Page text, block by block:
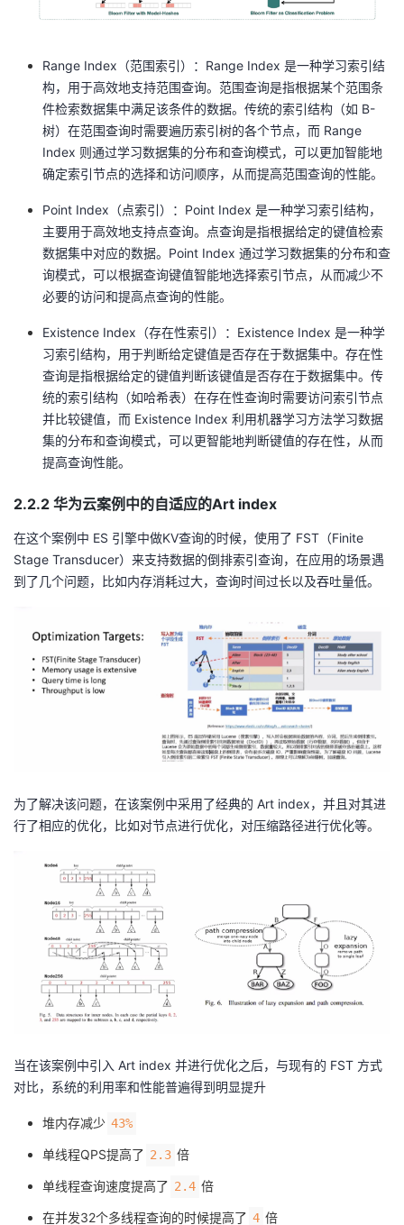
Range Index（范围索引）：Range Index 是一种学习索引结
构，用于高效地支持范围查询。范围查询是指根据某个范围条
件检索数据集中满足该条件的数据。传统的索引结构（如 B-
树）在范围查询时需要遍历索引树的各个节点，而 Range
Index 则通过学习数据集的分布和查询模式，可以更加智能地
确定索引节点的选择和访问顺序，从而提高范围查询的性能。
Point Index（点索引）：Point Index 是一种学习索引结构，
主要用于高效地支持点查询。点查询是指根据给定的键值检索
数据集中对应的数据。Point Index 通过学习数据集的分布和查
询模式，可以根据查询键值智能地选择索引节点，从而减少不
必要的访问和提高点查询的性能。
Existence Index（存在性索引）：Existence Index 是一种学
习索引结构，用于判断给定键值是否存在于数据集中。存在性
查询是指根据给定的键值判断该键值是否存在于数据集中。传
统的索引结构（如哈希表）在存在性查询时需要访问索引节点
并比较键值，而 Existence Index 利用机器学习方法学习数据
集的分布和查询模式，可以更智能地判断键值的存在性，从而
提高查询性能。
2.2.2 华为云案例中的自适应的Art index
在这个案例中 ES 引擎中做KV查询的时候，使用了 FST（Finite
Stage Transducer）来支持数据的倒排索引查询，在应用的场景遇
到了几个问题，比如内存消耗过大，查询时间过长以及吞吐量低。
为了解决该问题，在该案例中采用了经典的 Art index，并且对其进
行了相应的优化，比如对节点进行优化，对压缩路径进行优化等。
当在该案例中引入 Art index 并进行优化之后，与现有的 FST 方式
对比，系统的利用率和性能普遍得到明显提升
堆内存减少 43%
单线程QPS提高了 2.3 倍
单线程查询速度提高了 2.4 倍
在并发32个多线程查询的时候提高了 4 倍